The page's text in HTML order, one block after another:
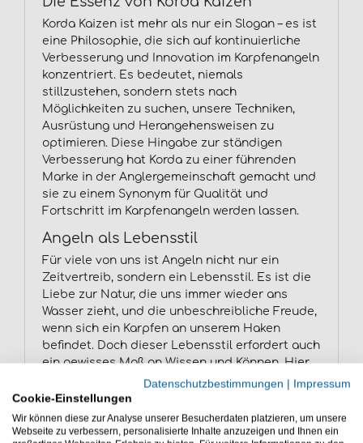
Korda Kaizen ist mehr als nur ein Slogan – es ist
eine Philosophie, die sich auf kontinuierliche
Verbesserung und Innovation im Karpfenangeln
konzentriert. Es bedeutet, niemals
stillzustehen, sondern stets nach
Möglichkeiten zu suchen, unsere Techniken,
Ausrüstung und Herangehensweisen zu
optimieren. Diese Hingabe zur ständigen
Verbesserung hat Korda zu einer führenden
Marke in der Anglergemeinschaft gemacht und
sie zu einem Synonym für Qualität und
Fortschritt im Karpfenangeln werden lassen.
Angeln als Lebensstil
Für viele von uns ist Angeln nicht nur ein
Zeitvertreib, sondern ein Lebensstil. Es ist die
Liebe zur Natur, die uns immer wieder ans
Wasser zieht, und die unbeschreibliche Freude,
wenn sich ein Karpfen an unserem Haken
befindet. Doch dieser Lebensstil erfordert auch
ein gewisses Maß an Wissen und Können. Hier
kommt Korda Kaizen ins Spiel, indem es uns mit
den neuesten Techniken und Werkzeugen
ausstattet, um unsere Fähigkeiten als Angler
kontinuierlich zu verbessern.
Datenschutzbestimmungen | Impressum
Cookie-Einstellungen
Wir können diese zur Analyse unserer Besucherdaten platzieren, um unsere
Webseite zu verbessern, personalisierte Inhalte anzuzeigen und Ihnen ein